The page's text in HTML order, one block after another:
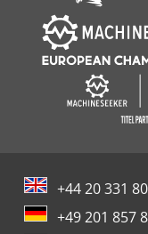
+44 20 331
+49 201 857